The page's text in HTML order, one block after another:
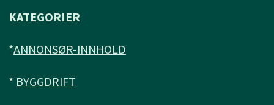
KATEGORIER
*ANNONSØR-INNHOLD
* BYGGDRIFT